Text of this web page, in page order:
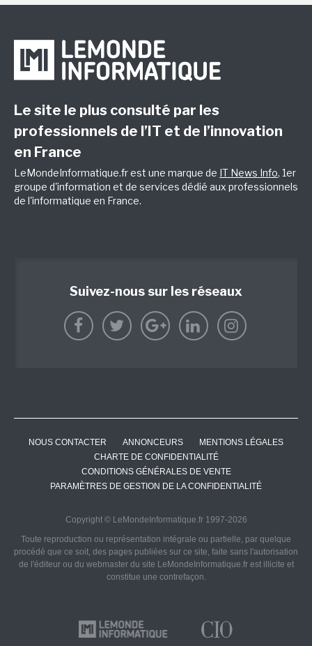
Le site le plus consulté par les
professionnels de l’IT et de l’innovation
en France
LeMondeInformatique.fr est une marque de IT News Info, 1er
groupe d'information et de services dédié aux professionnels
de l'informatique en France.
Suivez-nous sur les réseaux
NOUS CONTACTER ANNONCEURS
MENTIONS LÉGALES
CHARTE DE CONFIDENTIALITÉ
CONDITIONS GÉNÉRALES DE VENTE
PARAMÈTRES DE GESTION DE LA CONFIDENTIALITÉ
Copyright © LeMondeInformatique.fr 1997-2026
Toute reproduction ou représentation intégrale ou partielle, par quelque
procédé que ce soit, des pages publiées sur ce site, faite sans l'autorisation
de l'éditeur ou du webmaster du site LeMondeInformatique.fr est illicite et
constitue une contrefaçon.